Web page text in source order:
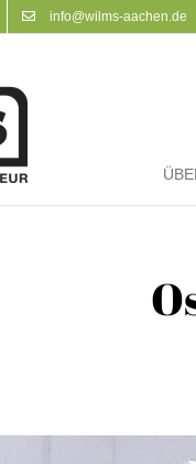
info@wilms-aachen.de